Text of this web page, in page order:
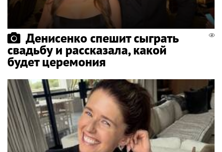
Денисенко спешит сыграть
свадьбу и рассказала, какой
будет церемония